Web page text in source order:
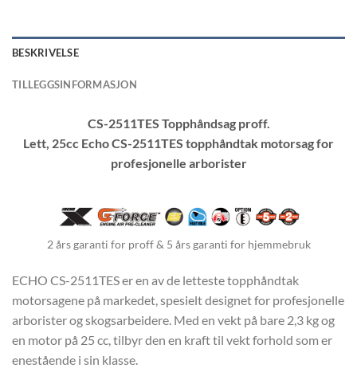
BESKRIVELSE
TILLEGGSINFORMASJON
CS-2511TES Topphåndsag proff.
Lett, 25cc Echo CS-2511TES topphåndtak motorsag for
profesjonelle arborister
2 års garanti for proff & 5 års garanti for hjemmebruk
ECHO CS-2511TES er en av de letteste topphåndtak
motorsagene på markedet, spesielt designet for profesjonelle
arborister og skogsarbeidere. Med en vekt på bare 2,3 kg og
en motor på 25 cc, tilbyr den en kraft til vekt forhold som er
enestående i sin klasse.